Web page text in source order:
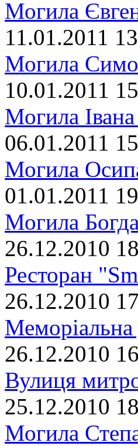
Могила
11.01.2011
Могила
10.01.2011
Могила
06.01.2011
Могила
01.01.2011
Могила
26.12.2010
Ресторан
26.12.2010
26.12.2010
Вулиця
25.12.2010
Могила